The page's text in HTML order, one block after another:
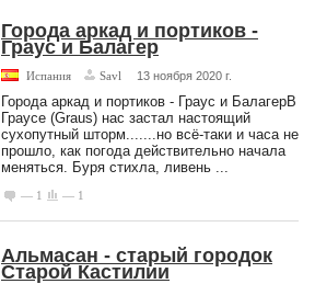
Города аркад и портиков -
Граус и Балагер
Испания Savl 13 ноября 2020 г.
Города аркад и портиков - Граус и БалагерВ
Граусе (Graus) нас застал настоящий
сухопутный шторм.......но всё-таки и часа не
прошло, как погода действительно начала
меняться. Буря стихла, ливень ...
— 1 — 1
Альмасан - старый городок
Старой Кастилии